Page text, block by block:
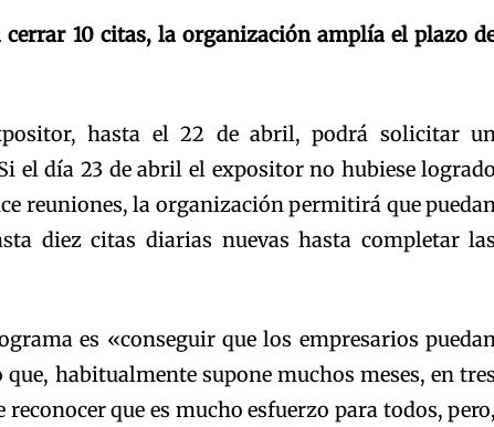
10 citas, la organización amplía el plazo
hasta el 22 de abril, podrá solicitar
el día 23 de abril el expositor no hubiese logrado
reuniones, la organización permitirá que
diez citas diarias nuevas hasta completar las
es «conseguir que los empresarios
habitualmente supone muchos meses, en tres
que es mucho esfuerzo para todos, pero,